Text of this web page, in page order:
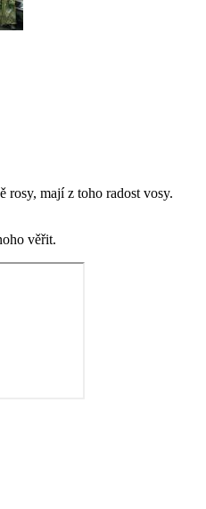
rosy, mají z toho radost vosy.
věřit.